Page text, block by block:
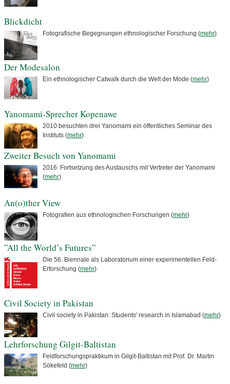
Blickdicht
Fotografische Begegnungen ethnologischer Forschung (mehr)
Der Modesalon
Ein ethnologischer Catwalk durch die Welt der Mode (mehr)
Yanomami-Sprecher Kopenawe
2010 besuchten drei Yanomami ein öffentliches Seminar des
Instituts (mehr)
Zweiter Besuch von Yanomami
2016: Fortsetzung des Austauschs mit Vertreter der Yanomami
(mehr)
An(o)ther View
Fotografien aus ethnologischen Forschungen (mehr)
”All the World’s Futures”
Die 56. Biennale als Labora­torium einer experimentellen Feld-
Erforschung (mehr)
Civil Society in Pakistan
Civil society in Pakistan: Students' research in Islamabad (mehr)
Lehrforschung Gilgit-Baltistan
Feldforschungspraktikum in Gilgit-Baltistan mit Prof. Dr. Martin
Sökefeld (mehr)